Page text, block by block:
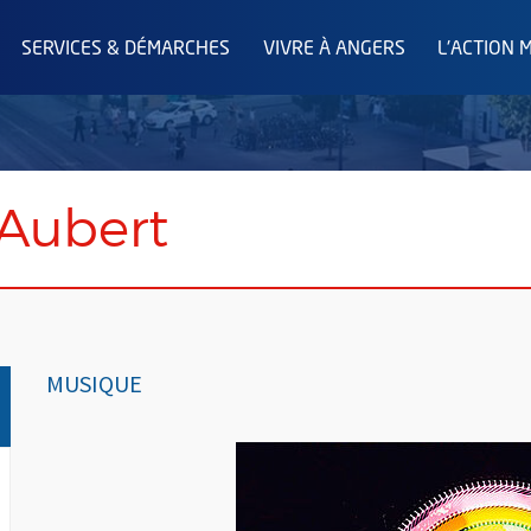
SERVICES & DÉMARCHES VIVRE À ANGERS L'ACTION
MUSIQUE